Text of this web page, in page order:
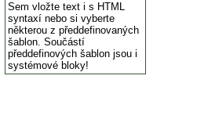
Sem vložte text i s HTML
syntaxí nebo si vyberte
některou z předdefinovaných
šablon. Součástí
předdefinových šablon jsou i
systémové bloky!